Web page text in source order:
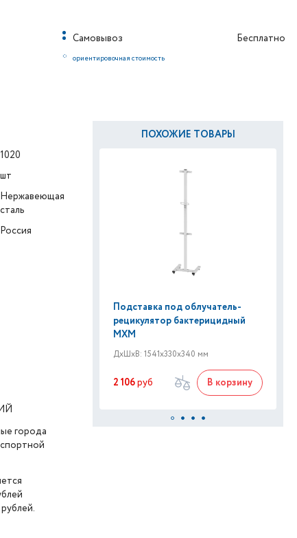
Самовывоз
Бесплатно
* ориентировочная стоимость
1020
шт
Нержавеющая
сталь
Россия
города
ПОХОЖИЕ ТОВАРЫ
Подставка под облучатель-
рецикулятор бактерицидный
МХМ
ДxШxВ: 1541x330x340 мм
2 106руб В корзину